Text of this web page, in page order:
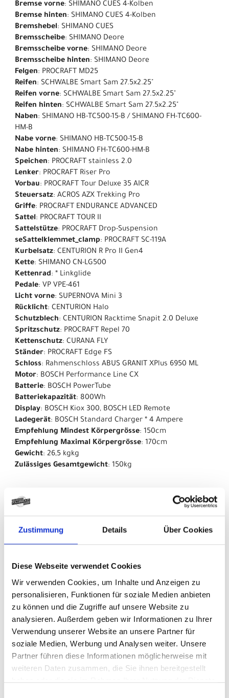
Zustimmung Details Über Cookies
Diese Webseite verwendet Cookies
Wir verwenden Cookies, um Inhalte und Anzeigen zu
personalisieren, Funktionen für soziale Medien anbieten
zu können und die Zugriffe auf unsere Website zu
analysieren. Außerdem geben wir Informationen zu Ihrer
Verwendung unserer Website an unsere Partner für
soziale Medien, Werbung und Analysen weiter. Unsere
Partner führen diese Informationen möglicherweise mit
weiteren Daten zusammen, die Sie ihnen bereitgestellt
haben oder die sie im Rahmen Ihrer Nutzung der Dienste
Bremse vorne: SHIMANO CUES 4-Kolben
Bremse hinten: SHIMANO CUES 4-Kolben
Bremshebel: SHIMANO CUES
Bremsscheibe: SHIMANO Deore
Bremsscheibe vorne: SHIMANO Deore
Bremsscheibe hinten: SHIMANO Deore
Felgen: PROCRAFT MD25
Reifen: SCHWALBE Smart Sam 27.5x2.25"
Reifen vorne: SCHWALBE Smart Sam 27.5x2.25"
Reifen hinten: SCHWALBE Smart Sam 27.5x2.25"
Naben: SHIMANO HB-TC500-15-B / SHIMANO FH-TC600-
HM-B
Nabe vorne: SHIMANO HB-TC500-15-B
Nabe hinten: SHIMANO FH-TC600-HM-B
Speichen: PROCRAFT stainless 2.0
Lenker: PROCRAFT Riser Pro
Vorbau: PROCRAFT Tour Deluxe 35 AICR
Steuersatz: ACROS AZX Trekking Pro
Griffe: PROCRAFT ENDURANCE ADVANCED
Sattel: PROCRAFT TOUR II
Sattelstütze: PROCRAFT Drop-Suspension
seSattelklemmet_clamp: PROCRAFT SC-119A
Kurbelsatz: CENTURION R Pro II Gen4
Kette: SHIMANO CN-LG500
Kettenrad: * Linkglide
Pedale: VP VPE-461
Licht vorne: SUPERNOVA Mini 3
Rücklicht: CENTURION Halo
Schutzblech: CENTURION Racktime Snapit 2.0 Deluxe
Spritzschutz: PROCRAFT Repel 70
Kettenschutz: CURANA FLY
Ständer: PROCRAFT Edge FS
Schloss: Rahmenschloss ABUS GRANIT XPlus 6950 ML
Motor: BOSCH Performance Line CX
Batterie: BOSCH PowerTube
Batteriekapazität: 800Wh
Display: BOSCH Kiox 300, BOSCH LED Remote
Ladegerät: BOSCH Standard Charger * 4 Ampere
Empfehlung Mindest Körpergrösse: 150cm
Empfehlung Maximal Körpergrösse: 170cm
Gewicht: 26,5 kgkg
Zulässiges Gesamtgewicht: 150kg
Varianten
CENTURION Country R2000
T XL 27.5" 52cm Retroblau
satin
Modelljahr 2026
Z.Z. nicht verfügbar
Art.Nr. 42130470
Farbe: Retroblau satin
pro Stück (inkl. MwSt. zzgl. Versandkosten für